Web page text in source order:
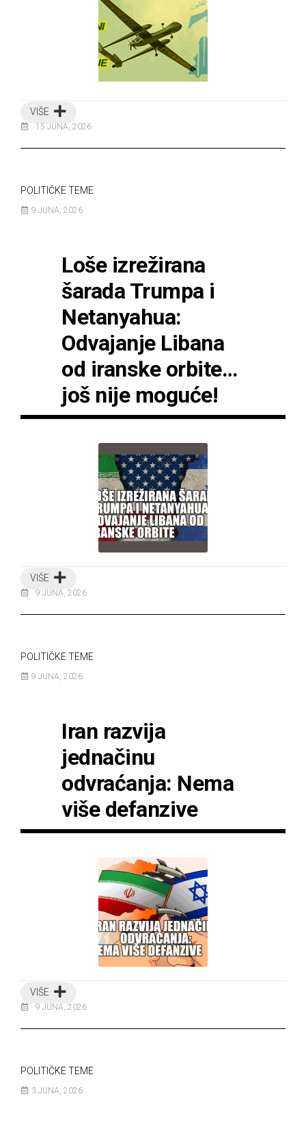
VIŠE
15 JUNA, 2026
POLITIČKE TEME
9 JUNA, 2026
Loše izrežirana
šarada Trumpa i
Netanyahua:
Odvajanje Libana
od iranske orbite…
još nije moguće!
VIŠE
9 JUNA, 2026
POLITIČKE TEME
9 JUNA, 2026
Iran razvija
jednačinu
odvraćanja: Nema
više defanzive
VIŠE
9 JUNA, 2026
POLITIČKE TEME
3 JUNA, 2026